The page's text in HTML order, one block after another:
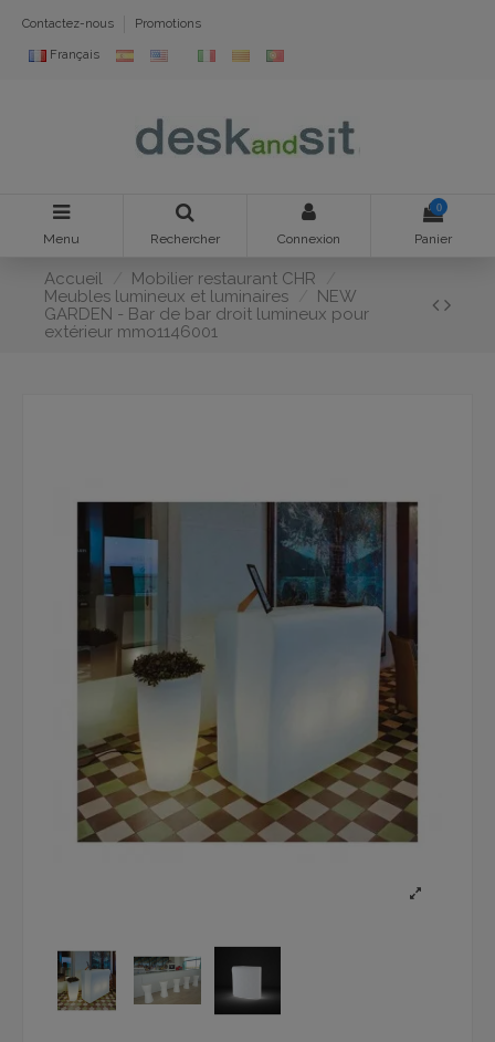
Contactez-nous Promotions
Français
Menu Rechercher Connexion
0
Panier
Accueil
Mobilier restaurant CHR
Meubles lumineux et luminaires
NEW
GARDEN - Bar de bar droit lumineux pour
extérieur mmo1146001